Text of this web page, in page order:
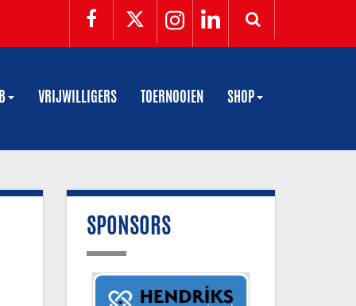
VRIJWILLIGERS TOERNOOIEN SHOP
SPONSORS